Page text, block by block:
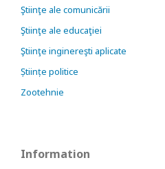
Ştiinţe ale comunicării
Ştiinţe ale educaţiei
Ştiinţe inginereşti aplicate
Științe politice
Zootehnie
Information